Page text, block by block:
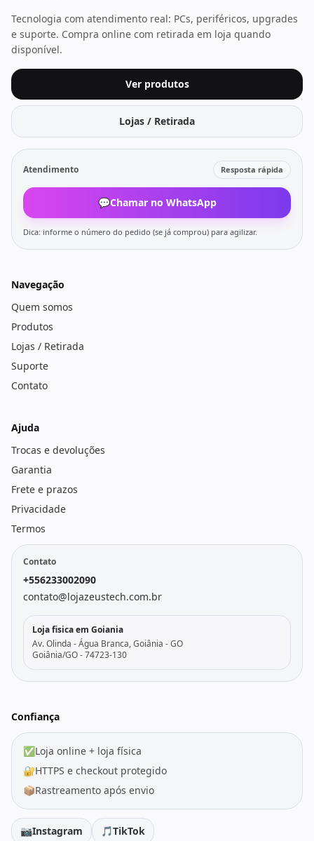
Tecnologia com atendimento real: PCs, periféricos, upgrades
e suporte. Compra online com retirada em loja quando
disponível.
Ver produtos
Lojas / Retirada
Atendimento Resposta rápida
💬Chamar no WhatsApp
Dica: informe o número do pedido (se já comprou) para agilizar.
Navegação
Quem somos
Produtos
Lojas / Retirada
Suporte
Contato
Ajuda
Trocas e devoluções
Garantia
Frete e prazos
Privacidade
Termos
Contato
+556233002090
contato@lojazeustech.com.br
Loja fisica em Goiania
Av. Olinda - Água Branca, Goiânia - GO
Goiânia/GO - 74723-130
Confiança
✅Loja online + loja física
🔐HTTPS e checkout protegido
📦Rastreamento após envio
📷Instagram 🎵TikTok